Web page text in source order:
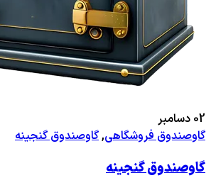
02 دسامبر
گاوصندوق فروشگاهی,گاوصندوق گنجینه
گاوصندوق گنجینه